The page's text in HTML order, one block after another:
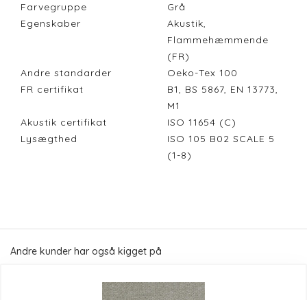
Farvegruppe
Grå
Egenskaber
Akustik,
Flammehæmmende
(FR)
Andre standarder
Oeko-Tex 100
FR certifikat
B1, BS 5867, EN 13773,
M1
Akustik certifikat
ISO 11654 (C)
Lysægthed
ISO 105 B02 SCALE 5
(1-8)
Andre kunder har også kigget på